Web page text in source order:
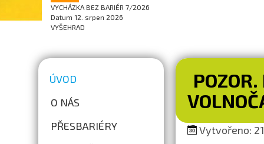
VYCHÁZKA BEZ BARIÉR 7/2026
Datum 12. srpen 2026
VYŠEHRAD
ÚVOD
O NÁS
PŘESBARIÉRY
Vytvořeno: